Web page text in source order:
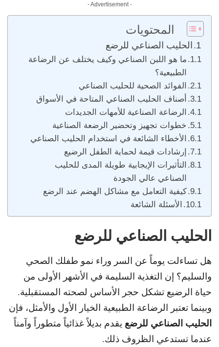
- Advertisement -
المحتويات
الحليب الصناعي للرضع
ما هو اللبن الصناعي وكيف يختلف عن الرضاعة
الطبيعية؟
الفوائد الصحية للحليب الصناعي
أصناف الحليب الصناعي المتاحة في الأسواق
الرضاعة الصناعية للأمهات الجديدات
خطوات تجهيز وتحضير الرضعة الصناعية
الأخطاء الشائعة في استخدام الحليب الصناعي
إرشادات قيمة لحماية الطفل الرضيع
التأثيرات الإيجابية طويلة المدى للحليب
الصناعي عالي الجودة
كيفية التعامل مع مشاكل الهضم عند الرضع
الأسئلة الشائعة
الحليب الصناعي للرضع
هل تساءلت يوماً عن السر وراء نمو طفلك الصحي
والسليم؟ إن التغذية السليمة في الأشهر الأولى من
حياة الرضيع تشكل حجر الأساس لصحته المستقبلية.
وبينما تعتبر الرضاعة الطبيعية الخيار الأول والأمثل، فإن
الحليب الصناعي للرضع يقدم بديلاً غذائياً متطوراً وآمناً
عندما تستدعي الظروف ذلك.